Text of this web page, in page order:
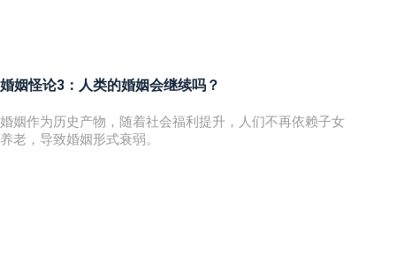
婚姻怪论3：人类的婚姻会继续吗？
婚姻作为历史产物，随着社会福利提升，人们不再依赖子女
养老，导致婚姻形式衰弱。